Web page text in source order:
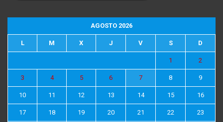
AGOSTO 2026
L M X J V S D
1 2
3 4 5 6 7 8 9
10 11 12 13 14 15 16
17 18 19 20 21 22 23